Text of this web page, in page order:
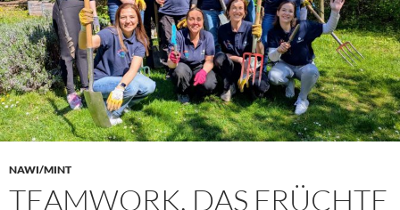
NAWI/MINT
TEAMWORK, DAS FRÜCHTE